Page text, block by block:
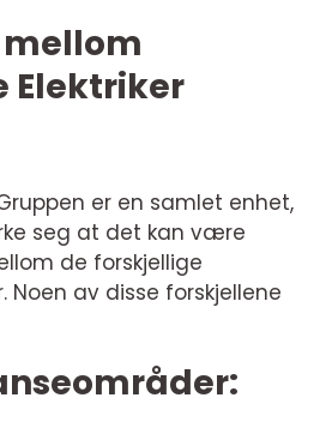
Elektriker
er en samlet enhet,
seg at det kan være
de forskjellige
Noen av disse forskjellene